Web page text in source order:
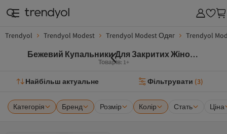
Trendyol Trendyol Modest Trendyol Modest Одяг Trendyol
Бежевий Купальники Для Закритих Жінок
Товарів: 1+
Найбільш актуальне Фільтрувати (3)
Категорія Бренд Розмір Колір Стать Ціна